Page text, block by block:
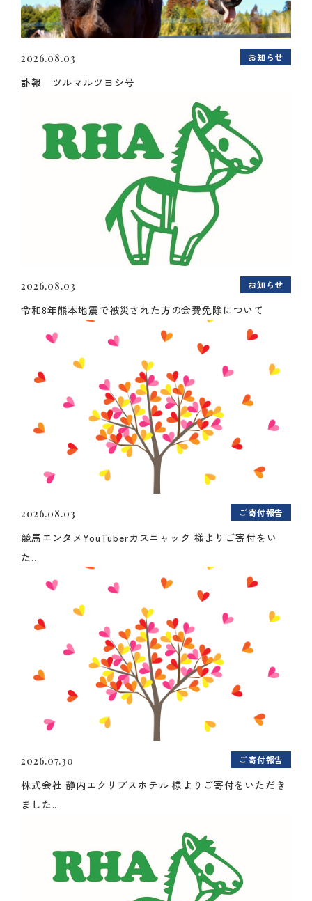
2026.08.03 お知らせ
訃報 ツルマルツヨシ号
2026.08.03 お知らせ
令和8年熊本地震で被災された方の会費免除について
2026.08.03 ご寄付報告
競馬エンタメYouTuberカスニャック 様よりご寄付をい
た...
2026.07.30 ご寄付報告
株式会社 静内エクリプスホテル 様よりご寄付をいただき
ました...